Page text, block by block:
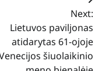
Next:
Lietuvos paviljonas
atidarytas 61-ojoje
šiuolaikinio